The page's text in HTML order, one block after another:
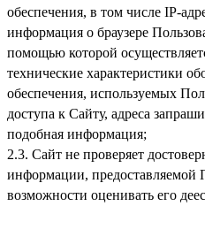
обеспечения, в том числе IP-
информация о браузере
помощью которой
технические характеристики
обеспечения, используемых
доступа к Сайту, адреса
подобная информация;
2.3. Сайт не проверяет
информации, предоставляемой
возможности оценивать его